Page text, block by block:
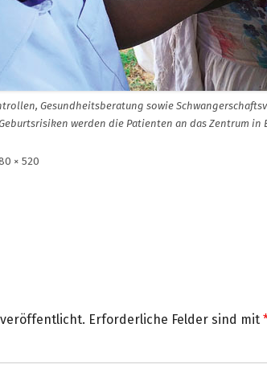
Gesundheitsberatung sowie
werden die Patienten an das Zentrum in
× 520
Erforderliche Felder sind mit